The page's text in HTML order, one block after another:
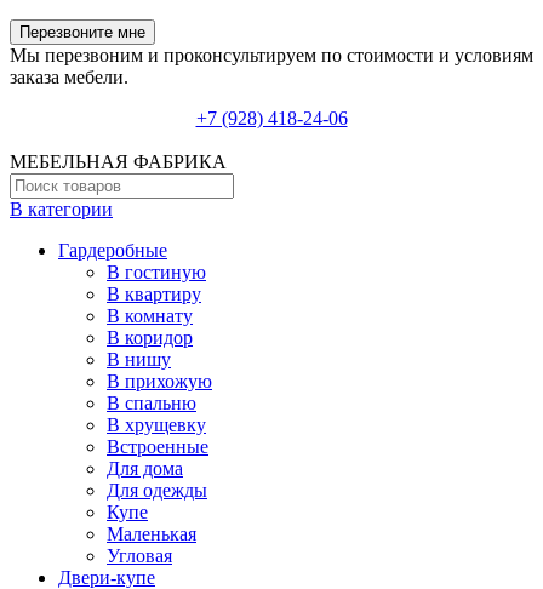
Мы перезвоним и проконсультируем по стоимости и условиям
заказа мебели.
+7 (928) 418-24-06
МЕБЕЛЬНАЯ ФАБРИКА
В категории
Гардеробные
В гостиную
В квартиру
В комнату
В коридор
В нишу
В прихожую
В спальню
В хрущевку
Встроенные
Для дома
Для одежды
Купе
Маленькая
Угловая
Двери-купе